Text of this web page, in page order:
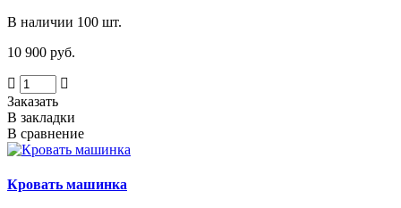
В наличии 100 шт.
10 900 руб.
Заказать
В закладки
В сравнение
Кровать машинка